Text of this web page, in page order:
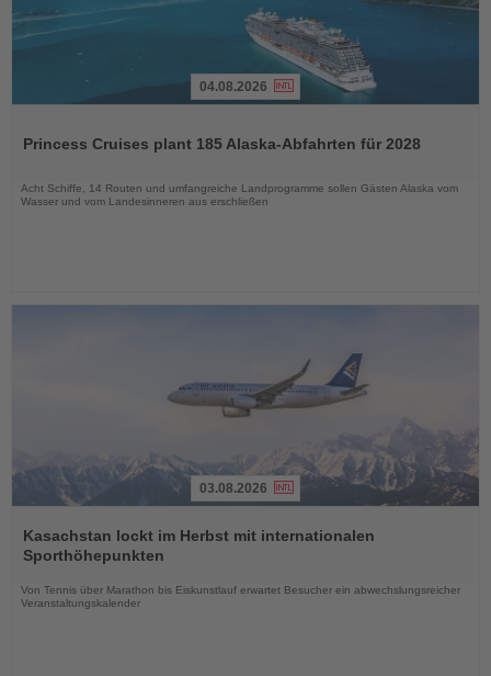
die
04.08.2026
Princess Cruises plant 185 Alaska-Abfahrten für 2028
Acht Schiffe, 14 Routen und umfangreiche Landprogramme sollen Gästen Alaska vom
Wasser und vom Landesinneren aus erschließen
Sie
die
Nachrichten
03.08.2026
Kasachstan lockt im Herbst mit internationalen
Sporthöhepunkten
Von Tennis über Marathon bis Eiskunstlauf erwartet Besucher ein abwechslungsreicher
Veranstaltungskalender